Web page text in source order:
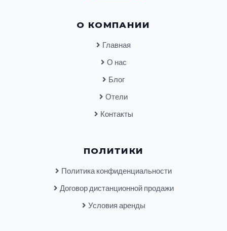
О КОМПАНИИ
Главная
О нас
Блог
Отели
Контакты
ПОЛИТИКИ
Политика конфиденциальности
Договор дистанционной продажи
Условия аренды